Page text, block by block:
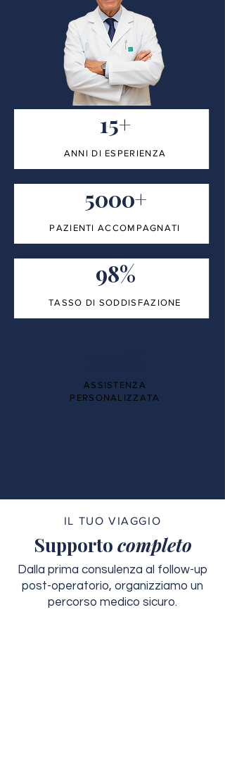
15+
ANNI DI ESPERIENZA
5000+
PAZIENTI ACCOMPAGNATI
98%
TASSO DI SODDISFAZIONE
ASSISTENZA
PERSONALIZZATA
IL TUO VIAGGIO
Supporto completo
Dalla prima consulenza al follow-up
post-operatorio, organizziamo un
percorso medico sicuro.